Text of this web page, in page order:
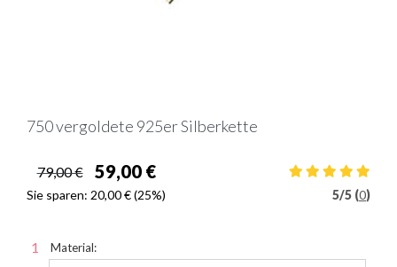
750 vergoldete 925er Silberkette
79,00 € 59,00 €
Sie sparen: 20,00 €(25%) 5/5 (0)
Material: